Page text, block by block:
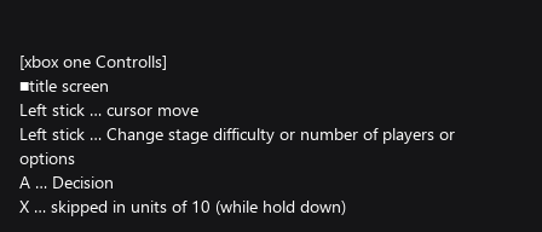
[xbox one Controlls]
■title screen
Left stick … cursor move
Left stick … Change stage difficulty or number of players or
options
A … Decision
X … skipped in units of 10 (while hold down)